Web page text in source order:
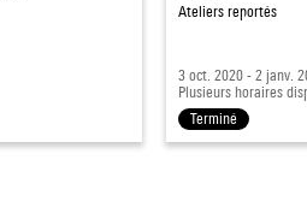
Ateliers reportés
3 oct. 2020 - 2 janv.
Plusieurs horaires
Terminé